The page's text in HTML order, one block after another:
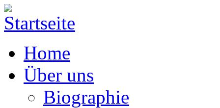
Home
Über uns
Biographie